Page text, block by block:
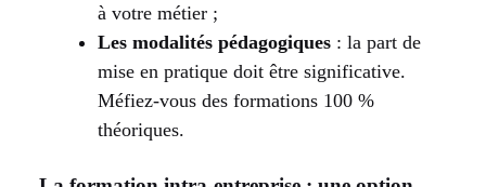
à votre métier ;
Les modalités pédagogiques : la part de
mise en pratique doit être significative.
Méfiez-vous des formations 100 %
théoriques.